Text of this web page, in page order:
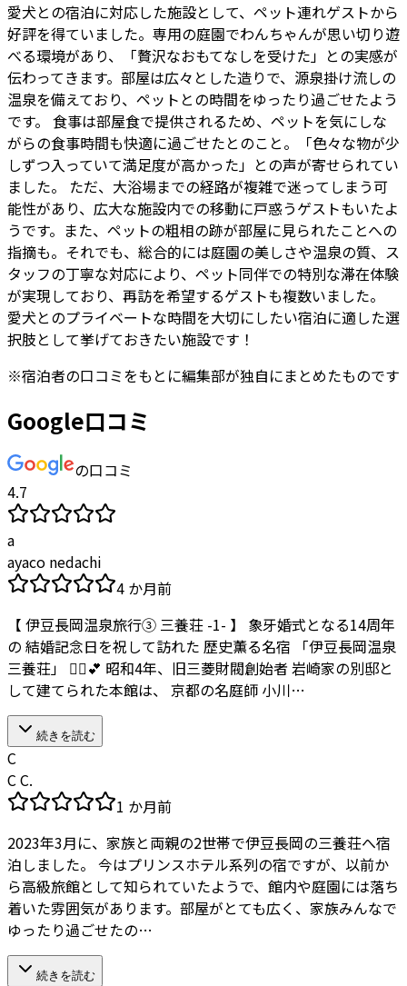
愛犬との宿泊に対応した施設として、ペット連れゲストから
好評を得ていました。専用の庭園でわんちゃんが思い切り遊
べる環境があり、「贅沢なおもてなしを受けた」との実感が
伝わってきます。部屋は広々とした造りで、源泉掛け流しの
温泉を備えており、ペットとの時間をゆったり過ごせたよう
です。 食事は部屋食で提供されるため、ペットを気にしな
がらの食事時間も快適に過ごせたとのこと。「色々な物が少
しずつ入っていて満足度が高かった」との声が寄せられてい
ました。 ただ、大浴場までの経路が複雑で迷ってしまう可
能性があり、広大な施設内での移動に戸惑うゲストもいたよ
うです。また、ペットの粗相の跡が部屋に見られたことへの
指摘も。それでも、総合的には庭園の美しさや温泉の質、ス
タッフの丁寧な対応により、ペット同伴での特別な滞在体験
が実現しており、再訪を希望するゲストも複数いました。
愛犬とのプライベートな時間を大切にしたい宿泊に適した選
択肢として挙げておきたい施設です！
※宿泊者の口コミをもとに編集部が独自にまとめたものです
Google口コミ
の口コミ
4.7
a
ayaco nedachi
4 か月前
【 伊豆長岡温泉旅行③ 三養荘 -1- 】 象牙婚式となる14周年
の 結婚記念日を祝して訪れた 歴史薫る名宿 「伊豆長岡温泉
三養荘」 🙋‍♀️💕 昭和4年、旧三菱財閥創始者 岩崎家の別邸と
して建てられた本館は、 京都の名庭師 小川…
続きを読む
C
C C.
1 か月前
2023年3月に、家族と両親の2世帯で伊豆長岡の三養荘へ宿
泊しました。 今はプリンスホテル系列の宿ですが、以前か
ら高級旅館として知られていたようで、館内や庭園には落ち
着いた雰囲気があります。部屋がとても広く、家族みんなで
ゆったり過ごせたの…
続きを読む